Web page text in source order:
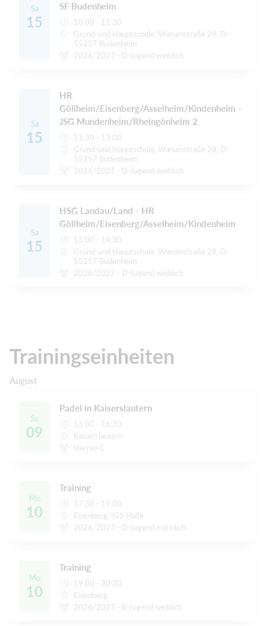
Sa
15
SF Budenheim
10:00 - 11:30
Grund-und Hauptschule, Wiesenstraße 28, D-
55257 Budenheim
2026/2027 - D-Jugend weiblich
Sa
15
HR
Göllheim/Eisenberg/Asselheim/Kindenheim -
JSG Mundenheim/Rheingönheim 2
11:30 - 13:00
Grund-und Hauptschule, Wiesenstraße 28, D-
55257 Budenheim
2026/2027 - D-Jugend weiblich
Sa
15
HSG Landau/Land - HR
Göllheim/Eisenberg/Asselheim/Kindenheim
13:00 - 14:30
Grund-und Hauptschule, Wiesenstraße 28, D-
55257 Budenheim
2026/2027 - D-Jugend weiblich
Trainingseinheiten
August
So
09
Padel in Kaiserslautern
13:00 - 16:30
Kaiserslautern
Herren 1
Mo
10
Training
17:30 - 19:00
Eisenberg, IGS-Halle
2026/2027 - D-Jugend männlich
Mo
10
Training
19:00 - 20:30
Eisenberg
2026/2027 - B-Jugend weiblich